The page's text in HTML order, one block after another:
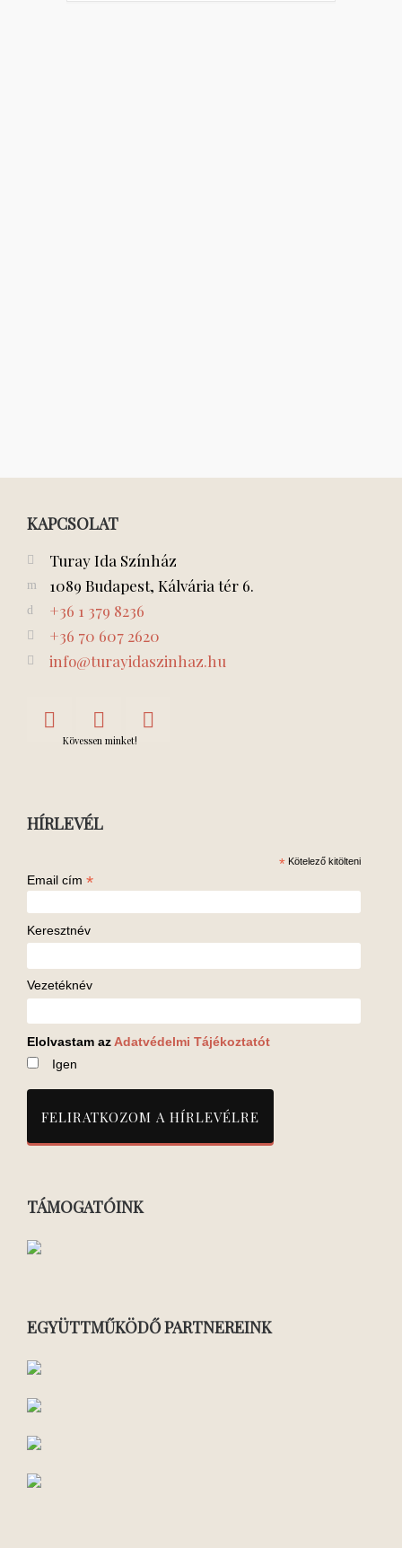
KAPCSOLAT
Turay Ida Színház
1089 Budapest, Kálvária tér 6.
+36 1 379 8236
+36 70 607 2620
info@turayidaszinhaz.hu
Kövessen minket!
HÍRLEVÉL
* Kötelező kitölteni
Email cím *
Keresztnév
Vezetéknév
Elolvastam az Adatvédelmi Tájékoztatót
Igen
TÁMOGATÓINK
EGYÜTTMŰKÖDŐ PARTNEREINK